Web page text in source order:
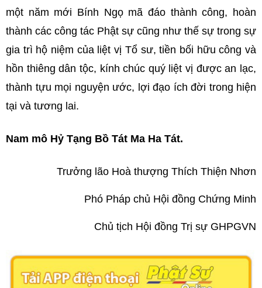
một năm mới Bính Ngọ mã đáo thành công, hoàn
thành các công tác Phật sự cũng như thế sự trong sự
gia trì hộ niệm của liệt vị Tổ sư, tiền bối hữu công và
hồn thiêng dân tộc, kính chúc quý liệt vị được an lạc,
thành tựu mọi nguyện ước, lợi đạo ích đời trong hiện
tại và tương lai.
Nam mô Hỷ Tạng Bồ Tát Ma Ha Tát.
Trưởng lão Hoà thượng Thích Thiện Nhơn
Phó Pháp chủ Hội đồng Chứng Minh
Chủ tịch Hội đồng Trị sự GHPGVN